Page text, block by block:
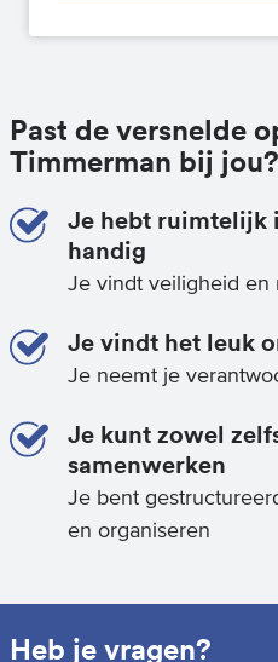
Past de versnelde
Timmerman bij jou?
Je hebt ruimtelijk
handig
Je vindt veiligheid en
Je vindt het leuk
Je neemt je
Je kunt zowel
samenwerken
Je bent
en organiseren
Heb je vragen?